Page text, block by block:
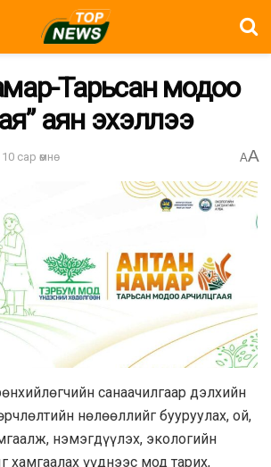
Тарьсан модоо
аян эхэллээ
10 сар өмнө AA
санаачилгаар дэлхийн
нөлөөллийг бууруулах, ой,
нэмэгдүүлэх, экологийн
хамгаалах үүднээс мод тарих,